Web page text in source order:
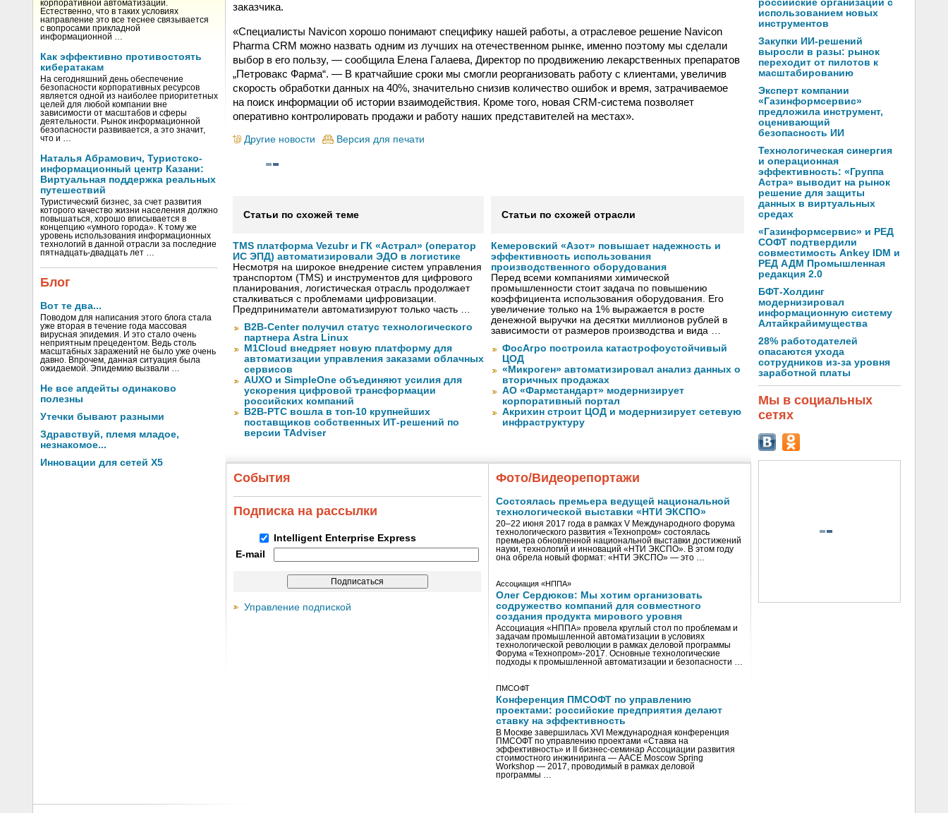
корпоративной автоматизации.
Естественно, что в таких условиях
направление это все теснее связывается
с вопросами прикладной
информационной …
Как эффективно противостоять
кибератакам
На сегодняшний день обеспечение
безопасности корпоративных ресурсов
является одной из наиболее приоритетных
целей для любой компании вне
зависимости от масштабов и сферы
деятельности. Рынок информационной
безопасности развивается, а это значит,
что и …
Наталья Абрамович, Туристско-
информационный центр Казани:
Виртуальная поддержка реальных
путешествий
Туристический бизнес, за счет развития
которого качество жизни населения должно
повышаться, хорошо вписывается в
концепцию «умного города». К тому же
уровень использования информационных
технологий в данной отрасли за последние
пятнадцать-двадцать лет …
Блог
Вот те два...
Поводом для написания этого блога стала
уже вторая в течение года массовая
вирусная эпидемия. И это стало очень
неприятным прецедентом. Ведь столь
масштабных заражений не было уже очень
давно. Впрочем, данная ситуация была
ожидаемой. Эпидемию вызвали …
Не все апдейты одинаково
полезны
Утечки бывают разными
Здравствуй, племя младое,
незнакомое...
Инновации для сетей X5
заказчика.
«Специалисты Navicon хорошо понимают специфику нашей работы, а отраслевое решение Navicon
Pharma CRM можно назвать одним из лучших на отечественном рынке, именно поэтому мы сделали
выбор в его пользу, — сообщила Елена Галаева, Директор по продвижению лекарственных препаратов
„Петровакс Фарма“. — В кратчайшие сроки мы смогли реорганизовать работу с клиентами, увеличив
скорость обработки данных на 40%, значительно снизив количество ошибок и время, затрачиваемое
на поиск информации об истории взаимодействия. Кроме того, новая CRM-система позволяет
оперативно контролировать продажи и работу наших представителей на местах».
Другие новости Версия для печати
Статьи по схожей теме
TMS платформа Vezubr и ГК «Астрал» (оператор
ИС ЭПД) автоматизировали ЭДО в логистике
Несмотря на широкое внедрение систем управления
транспортом (TMS) и инструментов для цифрового
планирования, логистическая отрасль продолжает
сталкиваться с проблемами цифровизации.
Предприниматели автоматизируют только часть …
B2B-Center получил статус технологического
партнера Astra Linux
M1Cloud внедряет новую платформу для
автоматизации управления заказами облачных
сервисов
AUXO и SimpleOne объединяют усилия для
ускорения цифровой трансформации
российских компаний
B2B-РТС вошла в топ-10 крупнейших
поставщиков собственных ИТ-решений по
версии TAdviser
Статьи по схожей отрасли
Кемеровский «Азот» повышает надежность и
эффективность использования
производственного оборудования
Перед всеми компаниями химической
промышленности стоит задача по повышению
коэффициента использования оборудования. Его
увеличение только на 1% выражается в росте
денежной выручки на десятки миллионов рублей в
зависимости от размеров производства и вида …
ФосАгро построила катастрофоустойчивый
ЦОД
«Микроген» автоматизировал анализ данных о
вторичных продажах
АО «Фармстандарт» модернизирует
корпоративный портал
Акрихин строит ЦОД и модернизирует сетевую
инфраструктуру
События
Подписка на рассылки
Intelligent Enterprise Express
E-mail
Управление подпиской
Фото/Видеорепортажи
Состоялась премьера ведущей национальной
технологической выставки «НТИ ЭКСПО»
20–22 июня 2017 года в рамках V Международного форума
технологического развития «Технопром» состоялась
премьера обновленной национальной выставки достижений
науки, технологий и инноваций «НТИ ЭКСПО». В этом году
она обрела новый формат: «НТИ ЭКСПО» — это …
Ассоциация «НППА»
Олег Сердюков: Мы хотим организовать
содружество компаний для совместного
создания продукта мирового уровня
Ассоциация «НППА» провела круглый стол по проблемам и
задачам промышленной автоматизации в условиях
технологической революции в рамках деловой программы
Форума «Технопром»-2017. Основные технологические
подходы к промышленной автоматизации и безопасности …
ПМСОФТ
Конференция ПМСОФТ по управлению
проектами: российские предприятия делают
ставку на эффективность
В Москве завершилась XVI Международная конференция
ПМСОФТ по управлению проектами «Ставка на
эффективность» и II бизнес-семинар Ассоциации развития
стоимостного инжиниринга — AACE Moscow Spring
Workshop — 2017, проводимый в рамках деловой
программы …
российские организации с
использованием новых
инструментов
Закупки ИИ-решений
выросли в разы: рынок
переходит от пилотов к
масштабированию
Эксперт компании
«Газинформсервис»
предложила инструмент,
оценивающий
безопасность ИИ
Технологическая синергия
и операционная
эффективность: «Группа
Астра» выводит на рынок
решение для защиты
данных в виртуальных
средах
«Газинформсервис» и РЕД
СОФТ подтвердили
совместимость Ankey IDM и
РЕД АДМ Промышленная
редакция 2.0
БФТ-Холдинг
модернизировал
информационную систему
Алтайкрайимущества
28% работодателей
опасаются ухода
сотрудников из-за уровня
заработной платы
Мы в социальных
сетях